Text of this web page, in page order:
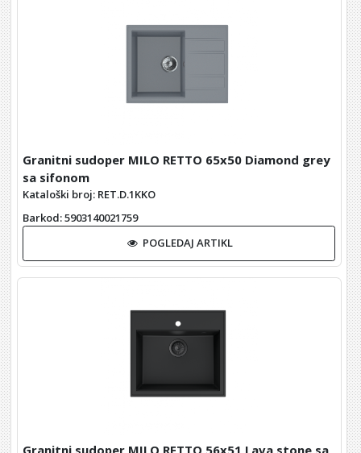
Granitni sudoper MILO RETTO 65x50 Diamond grey
sa sifonom
Kataloški broj: RET.D.1KKO
Barkod: 5903140021759
POGLEDAJ ARTIKL
Granitni sudoper MILO RETTO 56x51 Lava stone sa